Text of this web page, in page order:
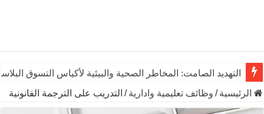
التهديد الصامت: المخاطر الصحية والبيئية لأكياس التسوق
الرئيسية / وظائف تعليمية وادارية / التدريب على الترجمة القانونية